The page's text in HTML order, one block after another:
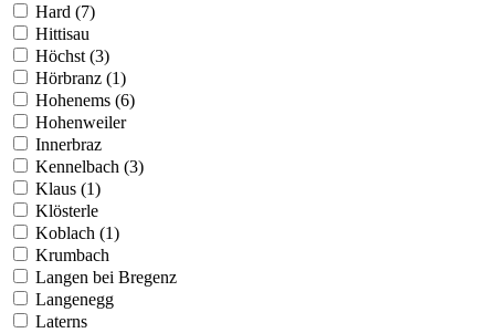
Hard (7)
Hittisau
Höchst (3)
Hörbranz (1)
Hohenems (6)
Hohenweiler
Innerbraz
Kennelbach (3)
Klaus (1)
Klösterle
Koblach (1)
Krumbach
Langen bei Bregenz
Langenegg
Laterns